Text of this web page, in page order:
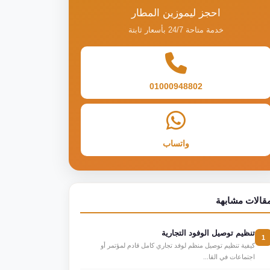
احجز ليموزين المطار
خدمة متاحة 24/7 بأسعار ثابتة
01000948802
واتساب
مشابهة
1 تنظيم توصيل الوفود التجارية
كيفية تنظيم توصيل منظم لوفد تجاري كامل قادم لمؤتمر أو
اجتماعات في القا...